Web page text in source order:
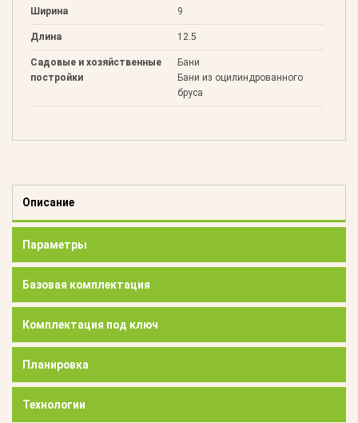
Ширина 9
Длина 12.5
Садовые и хозяйственные
постройки
Бани
Бани из оцилиндрованного
бруса
Описание
Параметры
Базовая комплектация
Комплектация под ключ
Планировка
Технологии